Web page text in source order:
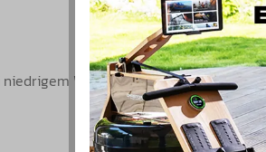
niedrigem Widerstand